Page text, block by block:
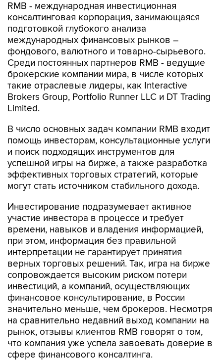
RMB - международная инвестиционная
консалтинговая корпорация, занимающаяся
подготовкой глубокого анализа
международных финансовых рынков –
фондового, валютного и товарно-сырьевого.
Среди постоянных партнеров RMB - ведущие
брокерские компании мира, в числе которых
такие отраслевые лидеры, как Interactive
Brokers Group, Portfolio Runner LLC и DT Trading
Limited.
В число основных задач компании RMB входит
помощь инвесторам, консультационные услуги
и поиск подходящих инструментов для
успешной игры на бирже, а также разработка
эффективных торговых стратегий, которые
могут стать источником стабильного дохода.
Инвестирование подразумевает активное
участие инвестора в процессе и требует
времени, навыков и владения информацией,
при этом, информация без правильной
интерпретации не гарантирует принятия
верных торговых решений. Так, игра на бирже
сопровождается высоким риском потери
инвестиций, а компаний, осуществляющих
финансовое консультирование, в России
значительно меньше, чем брокеров. Несмотря
на сравнительно недавний выход компании на
рынок, отзывы клиентов RMB говорят о том,
что компания уже успела завоевать доверие в
сфере финансового консалтинга.